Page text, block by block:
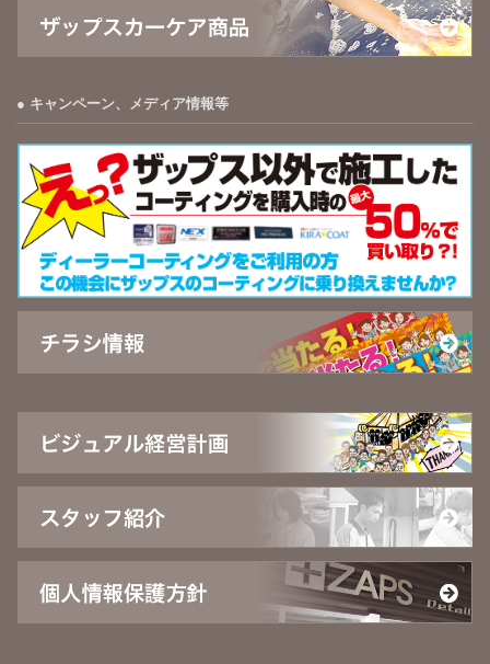
キャンペーン、メディア情報等